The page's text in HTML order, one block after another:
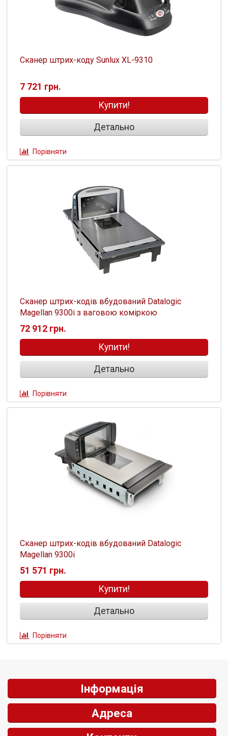
Сканер штрих-коду Sunlux XL-9310
7 721 грн.
Купити!
Детально
Порівняти
Сканер штрих-кодів вбудований Datalogic
Magellan 9300i з ваговою коміркою
72 912 грн.
Купити!
Детально
Порівняти
Сканер штрих-кодів вбудований Datalogic
Magellan 9300i
51 571 грн.
Купити!
Детально
Порівняти
Інформація
Адреса